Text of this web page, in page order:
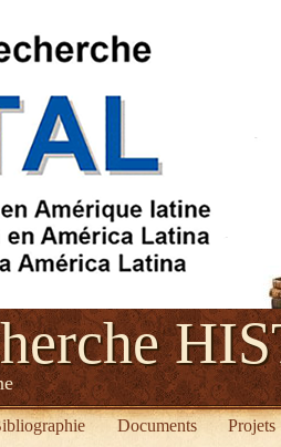
Documents Projets